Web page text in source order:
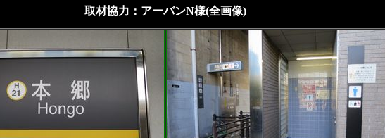
取材協力：アーバンN様(全画像)